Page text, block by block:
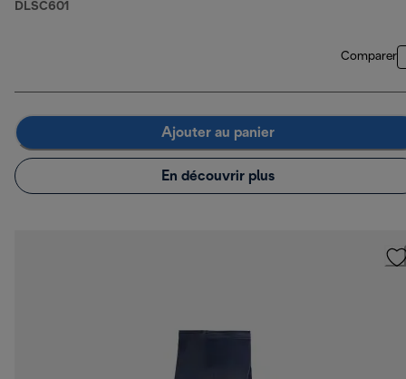
DLSC601
Comparer
Ajouter au panier
En découvrir plus